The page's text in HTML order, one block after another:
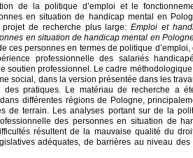
de la politique d’emploi et le
en situation de handicap mental en
projet de recherche plus large:Emploi et
en situation de handicap mental en
ces personnes en termes de politique
professionnelle des salariés
soutien professionnel. Le cadre
social, dans la version présentée dans les
des pratiques. Le matériau de recherche a
différentes régions de Pologne,
de terrain. Les analyses portant sur de la
des personnes en situation de
résultent de la mauvaise qualité du
adéquates, de barrières au niveau